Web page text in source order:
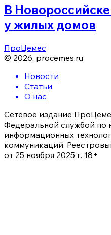
В
у жилых домов
ПроЦемес
© 2026. procemes.ru
Новости
Статьи
О нас
Сетевое издание
Федеральной службой по
информационных
коммуникаций.
от 25 ноября 2025 г. 18+